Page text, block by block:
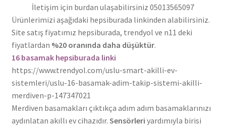
İletişim için burdan ulaşabilirsiniz 05013565097
Ürünlerimizi aşağıdaki hepsiburada linkinden alabilirsiniz.
Site satış fiyatımız hepsiburada, trendyol ve n11 deki
fiyatlardan %20 oranında daha düşüktür.
16 basamak hepsiburada linki
https://www.trendyol.com/uslu-smart-akilli-ev-
sistemleri/uslu-16-basamak-adim-takip-sistemi-akilli-
merdiven-p-147347021
Merdiven basamakları çıktıkça adım adım basamaklarınızı
aydınlatan akıllı ev cihazıdır. Sensörleri yardımıyla birisi